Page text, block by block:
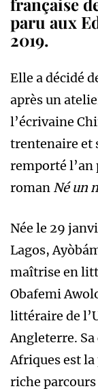
paru aux
2019.
Elle a décidé
après un
l’écrivaine
trentenaire et
remporté l’an
roman Né un
Née le 29
Lagos,
maîtrise en
Obafemi
littéraire de
Angleterre.
Afriques est
riche